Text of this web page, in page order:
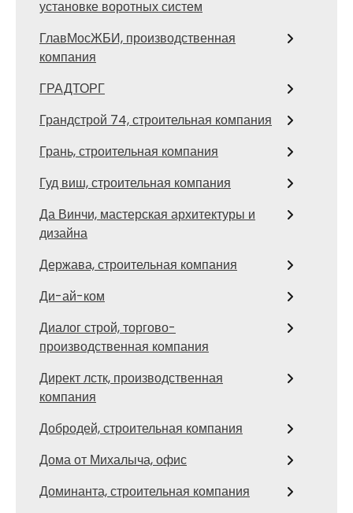
установке воротных систем
ГлавМосЖБИ, производственная
компания
ГРАДТОРГ
Грандстрой 74, строительная компания
Грань, строительная компания
Гуд виш, строительная компания
Да Винчи, мастерская архитектуры и
дизайна
Держава, строительная компания
Ди-ай-ком
Диалог строй, торгово-
производственная компания
Директ лстк, производственная
компания
Добродей, строительная компания
Дома от Михалыча, офис
Доминанта, строительная компания